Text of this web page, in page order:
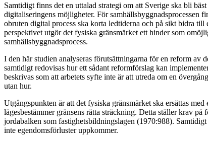
Samtidigt finns det en uttalad strategi om att Sverige ska bli
digitaliseringens möjligheter. För samhällsbygg­nadsprocessen
obruten digital process ska korta ledtiderna och på sikt bidra till
perspektivet utgör det fysiska gränsmärket ett hinder som
samhällsbyggnadsprocess.
I den här studien analyseras förutsättningarna för en reform av
samtidigt redovisas hur ett sådant reformförslag kan
beskrivas som att arbetets syfte inte är att utreda om en
utan hur.
Utgångspunkten är att det fysiska gränsmärket ska ersättas
lägesbestämmer gränsens rätta sträckning. Detta ställer krav på
jordabalken som fastighets­bildningslagen (1970:988). Samtidigt
inte egendomsförluster uppkommer.